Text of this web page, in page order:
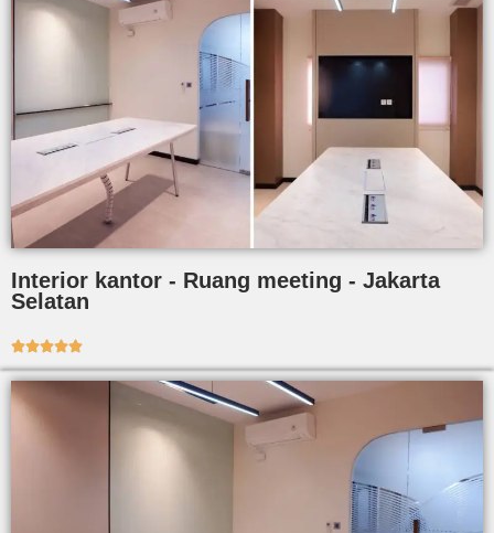
Interior kantor - Ruang meeting - Jakarta
Selatan
